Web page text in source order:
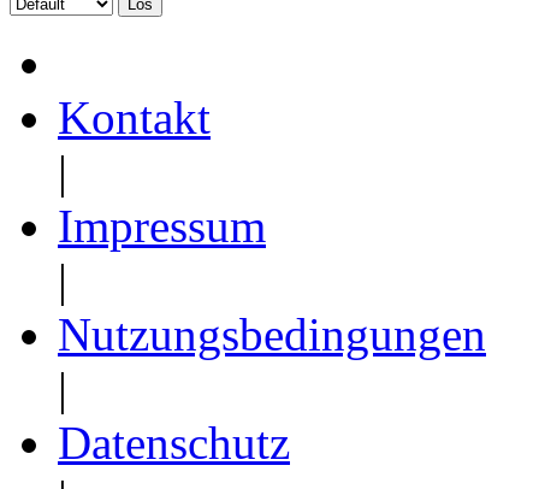
Kontakt
|
Impressum
|
Nutzungsbedingungen
|
Datenschutz